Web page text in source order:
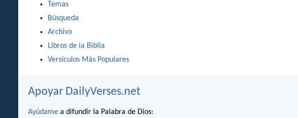
Temas
Búsqueda
Archivo
Libros de la Biblia
Versículos Más Populares
Apoyar DailyVerses.net
Ayúdame a difundir la Palabra de Dios: